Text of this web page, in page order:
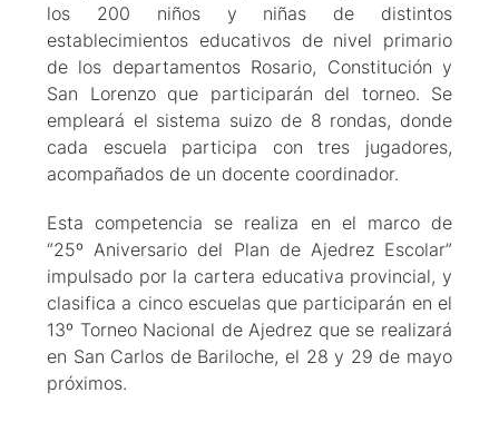
los 200 niños y niñas de distintos
establecimientos educativos de nivel primario
de los departamentos Rosario, Constitución y
San Lorenzo que participarán del torneo. Se
empleará el sistema suizo de 8 rondas, donde
cada escuela participa con tres jugadores,
acompañados de un docente coordinador.
Esta competencia se realiza en el marco de
“25º Aniversario del Plan de Ajedrez Escolar”
impulsado por la cartera educativa provincial, y
clasifica a cinco escuelas que participarán en el
13º Torneo Nacional de Ajedrez que se realizará
en San Carlos de Bariloche, el 28 y 29 de mayo
próximos.